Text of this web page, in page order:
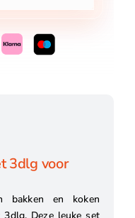
3dlg voor
en koken